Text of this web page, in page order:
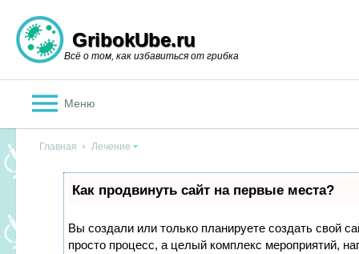
GribokUbe.ru
Всё о том, как избавиться от грибка
Меню
Главная Лечение
Как продвинуть сайт на первые места?
Вы создали или только планируете создать свой
просто процесс, а целый комплекс мероприятий,